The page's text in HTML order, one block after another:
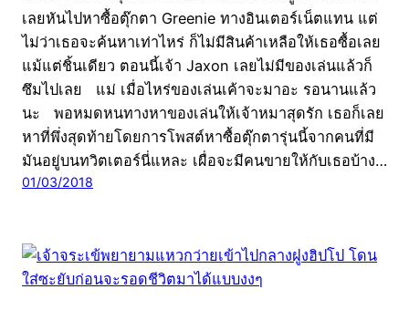
เลยหันไปหาซื้อตุ๊กตา Greenie ทางอินเตอร์เน็ตแทน แต่
ไม่ว่าเธอจะค้นหาเท่าไหร่ ก็ไม่มีสินค้าเหลือให้เธอซื้อเลย
แม้แต่ชิ้นเดียว ตอนนี้เจ้า Jaxon เลยไม่มีของเล่นแล้วก็
ซึมไปเลย แม่ เมื่อไหร่ของเล่นเค้าจะมาอะ รอนานแล้ว
นะ พอหมดหนทางหาของเล่นให้เจ้าหมาสุดรัก เธอก็เลย
หาที่พึ่งสุดท้ายโดยการโพสต์หาซื้อตุ๊กตารุ่นนี้จากคนที่มี
มันอยู่บนทวิตเตอร์นี่แหละ เผื่อจะมีคนขายให้กับเธอบ้าง…
01/03/2018